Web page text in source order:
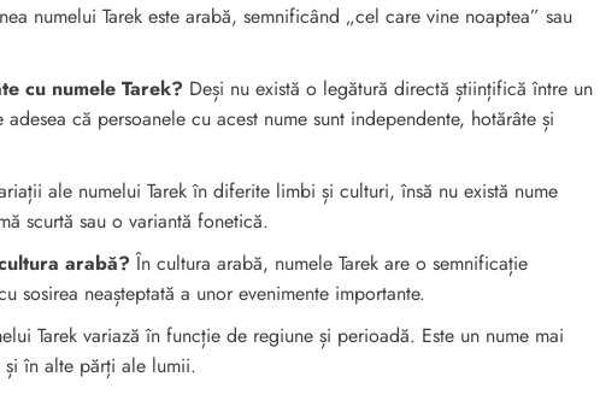
numelui Tarek este arabă, semnificând „cel care vine noaptea” sau
cu numele Tarek? Deși nu există o legătură directă științifică între un
că persoanele cu acest nume sunt independente, hotărâte și
ale numelui Tarek în diferite limbi și culturi, însă nu există nume
scurtă sau o variantă fonetică.
arabă? În cultura arabă, numele Tarek are o semnificație
sosirea neașteptată a unor evenimente importante.
Tarek variază în funcție de regiune și perioadă. Este un nume mai
în alte părți ale lumii.